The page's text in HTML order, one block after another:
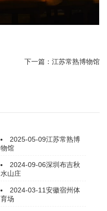
下一篇：江苏常熟博物馆
2025-05-09江苏常熟博
物馆
2024-09-06深圳布吉秋
水山庄
2024-03-11安徽宿州体
育场